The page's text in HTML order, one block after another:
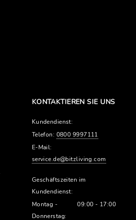
KONTAKTIEREN SIE UNS
Kundendienst:
Telefon: 0800 9997111
E-Mail:
service.de@bitzliving.com
Geschäftszeiten im
Kundendienst:
Montag -
Donnerstag:
09:00 - 17:00